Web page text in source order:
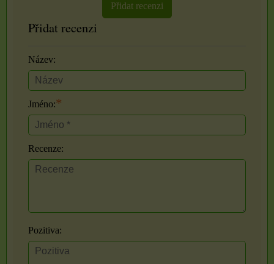
Přidat recenzi
Přidat recenzi
Název:
Jméno:*
Recenze:
Pozitiva: